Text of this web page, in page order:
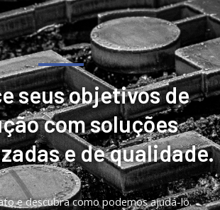
seus objetivos de
com soluções
e de qualidade.
e descubra como podemos ajudá-lo.